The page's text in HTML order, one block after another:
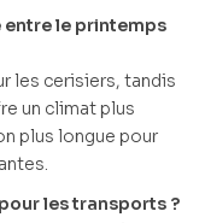
entre le printemps
les cerisiers, tandis
un climat plus
plus longue pour
les transports ?